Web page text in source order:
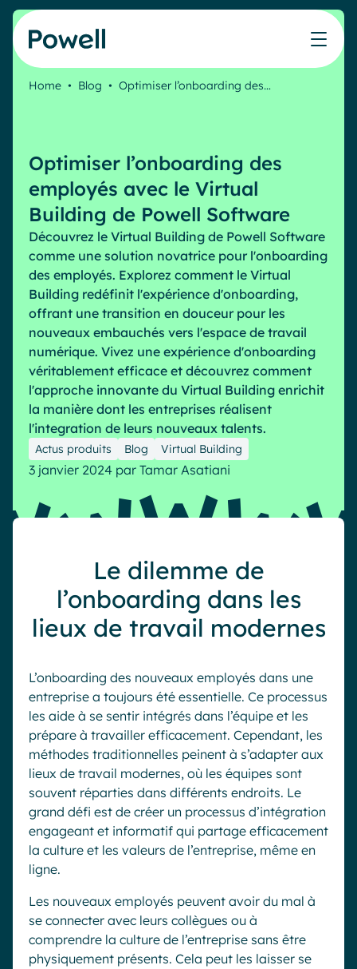
Skip to content
Communication interne
Ressources Humaines
Industries
Service public
Pharma & Santé
Banque & Finance
Industrie
ProduitsPowell Governance
Les cas d'usage
Communication interne
Knowledge Management
Engagement employés
Plateforme connectée
IA Digital Workplace augmentée
Hub digital
Toutes nos fonctionnalités
Analytique
Personnalisation & design
Partenaires
Microsoft x Powell = ♡
Partenaire Microsoft
Partenaire Bleu
Tarification
Nos clients
Notre accompagnement
Resources
Évaluer mon intranet
Blog
Evénements
Webinaires
Livres blancs
EnglishFrançais Deutsch
Home • Blog • Optimiser l’onboarding des…
Optimiser l’onboarding des
employés avec le Virtual
Building de Powell Software
Découvrez le Virtual Building de Powell Software
comme une solution novatrice pour l'onboarding
des employés. Explorez comment le Virtual
Building redéfinit l'expérience d'onboarding,
offrant une transition en douceur pour les
nouveaux embauchés vers l'espace de travail
numérique. Vivez une expérience d'onboarding
véritablement efficace et découvrez comment
l'approche innovante du Virtual Building enrichit
la manière dont les entreprises réalisent
l'integration de leurs nouveaux talents.
Actus produits Blog Virtual Building
3 janvier 2024 par Tamar Asatiani
Le dilemme de
l’onboarding dans les
lieux de travail modernes
L’onboarding des nouveaux employés dans une
entreprise a toujours été essentielle. Ce processus
les aide à se sentir intégrés dans l’équipe et les
prépare à travailler efficacement. Cependant, les
méthodes traditionnelles peinent à s’adapter aux
lieux de travail modernes, où les équipes sont
souvent réparties dans différents endroits. Le
grand défi est de créer un processus d’intégration
engageant et informatif qui partage efficacement
la culture et les valeurs de l’entreprise, même en
ligne.
Les nouveaux employés peuvent avoir du mal à
se connecter avec leurs collègues ou à
comprendre la culture de l’entreprise sans être
physiquement présents. Cela peut les laisser se